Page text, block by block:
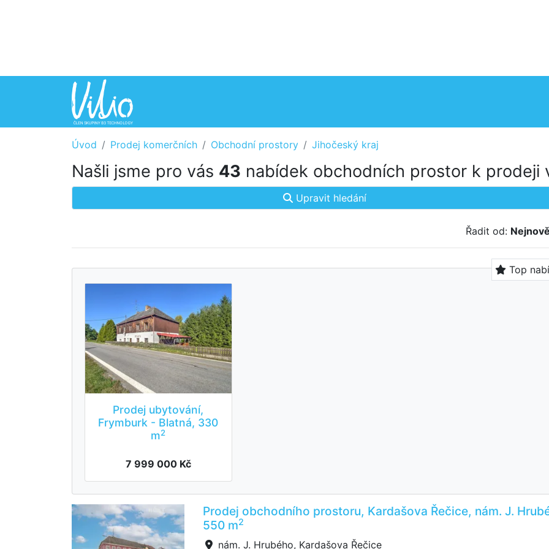
Úvod Prodej komerčních Obchodní prostory Jihočeský kraj
Našli jsme pro vás 43 nabídek obchodních prostor k prodeji
Upravit hledání
Řadit od:
Top
Prodej ubytování,
Frymburk - Blatná, 330
m2
7 999 000 Kč
Prodej obchodního prostoru, Kardašova Řečice, nám. J.
550 m2
nám. J. Hrubého, Kardašova Řečice